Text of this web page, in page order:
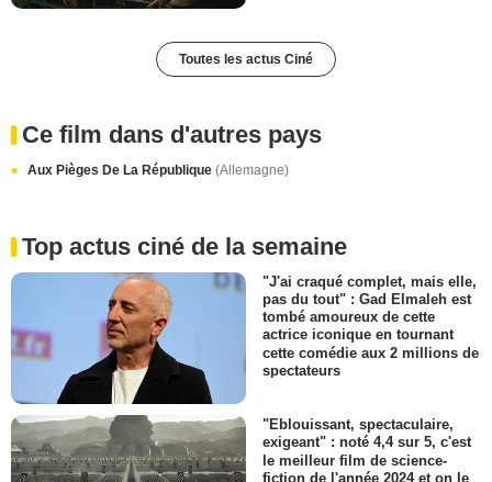
Toutes les actus Ciné
Ce film dans d'autres pays
Aux Pièges De La République (Allemagne)
Top actus ciné de la semaine
"J'ai craqué complet, mais elle,
pas du tout" : Gad Elmaleh est
tombé amoureux de cette
actrice iconique en tournant
cette comédie aux 2 millions de
spectateurs
"Eblouissant, spectaculaire,
exigeant" : noté 4,4 sur 5, c'est
le meilleur film de science-
fiction de l'année 2024 et on le